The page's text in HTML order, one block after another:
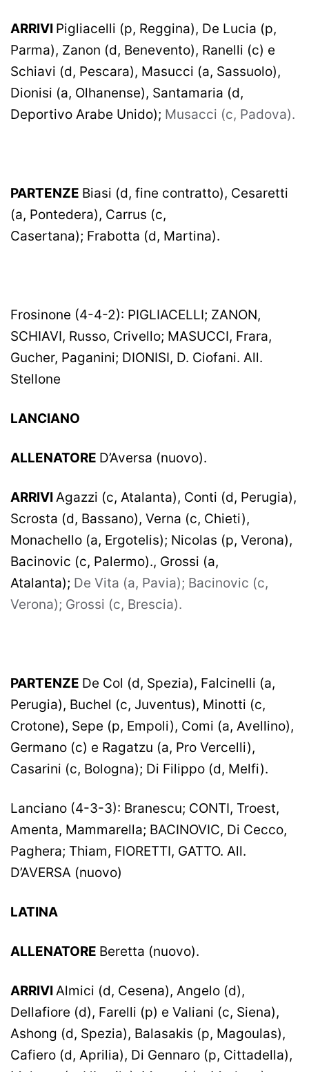
ARRIVI Pigliacelli (p, Reggina), De Lucia (p,
Parma), Zanon (d, Benevento), Ranelli (c) e
Schiavi (d, Pescara), Masucci (a, Sassuolo),
Dionisi (a, Olhanense), Santamaria (d,
Deportivo Arabe Unido); Musacci (c, Padova).
PARTENZE Biasi (d, fine contratto), Cesaretti
(a, Pontedera), Carrus (c,
Casertana); Frabotta (d, Martina).
Frosinone (4-4-2): PIGLIACELLI; ZANON,
SCHIAVI, Russo, Crivello; MASUCCI, Frara,
Gucher, Paganini; DIONISI, D. Ciofani. All.
Stellone
LANCIANO
ALLENATORE D’Aversa (nuovo).
ARRIVIAgazzi (c, Atalanta), Conti (d, Perugia),
Scrosta (d, Bassano), Verna (c, Chieti),
Monachello (a, Ergotelis); Nicolas (p, Verona),
Bacinovic (c, Palermo)., Grossi (a,
Atalanta); De Vita (a, Pavia); Bacinovic (c,
Verona); Grossi (c, Brescia).
PARTENZE De Col (d, Spezia), Falcinelli (a,
Perugia), Buchel (c, Juventus), Minotti (c,
Crotone), Sepe (p, Empoli), Comi (a, Avellino),
Germano (c) e Ragatzu (a, Pro Vercelli),
Casarini (c, Bologna); Di Filippo (d, Melfi).
Lanciano (4-3-3): Branescu; CONTI, Troest,
Amenta, Mammarella; BACINOVIC, Di Cecco,
Paghera; Thiam, FIORETTI, GATTO. All.
D’AVERSA (nuovo)
LATINA
ALLENATORE Beretta (nuovo).
ARRIVIAlmici (d, Cesena), Angelo (d),
Dellafiore (d), Farelli (p) e Valiani (c, Siena),
Ashong (d, Spezia), Balasakis (p, Magoulas),
Cafiero (d, Aprilia), Di Gennaro (p, Cittadella),